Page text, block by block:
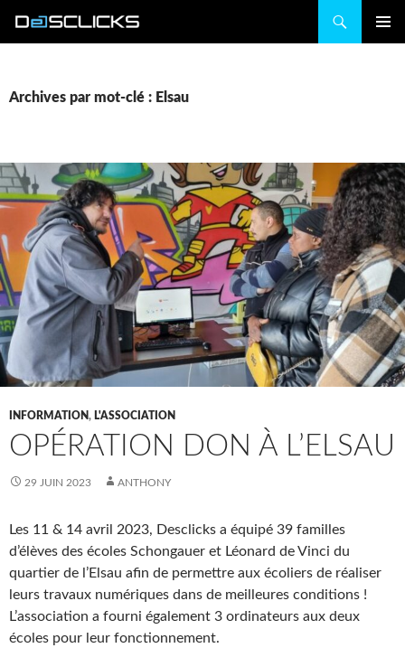
Archives par mot-clé : Elsau
INFORMATION, L'ASSOCIATION
OPÉRATION DON À L’ELSAU
29 JUIN 2023 ANTHONY
Les 11 & 14 avril 2023, Desclicks a équipé 39 familles
d’élèves des écoles Schongauer et Léonard de Vinci du
quartier de l’Elsau afin de permettre aux écoliers de réaliser
leurs travaux numériques dans de meilleures conditions !
L’association a fourni également 3 ordinateurs aux deux
écoles pour leur fonctionnement.